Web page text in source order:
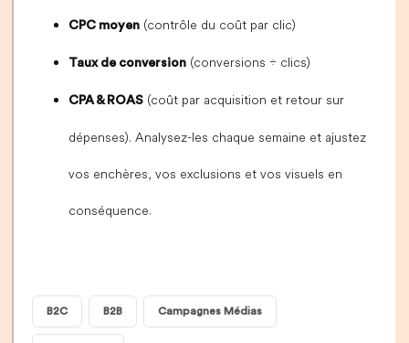
CPC moyen (contrôle du coût par clic)
Taux de conversion (conversions ÷ clics)
CPA & ROAS (coût par acquisition et retour sur
dépenses). Analysez-les chaque semaine et ajustez
vos enchères, vos exclusions et vos visuels en
conséquence.
B2C B2B Campagnes Médias